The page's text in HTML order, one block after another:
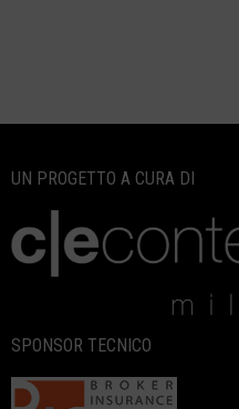
UN PROGETTO A CURA DI
SPONSOR TECNICO